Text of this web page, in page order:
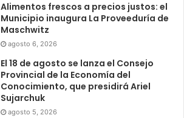
Alimentos frescos a precios justos: el
Municipio inaugura La Proveeduría de
Maschwitz
agosto 6, 2026
El 18 de agosto se lanza el Consejo
Provincial de la Economía del
Conocimiento, que presidirá Ariel
Sujarchuk
agosto 5, 2026